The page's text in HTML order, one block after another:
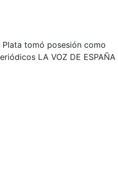
Plata tomó posesión como
LA VOZ DE ESPAÑA